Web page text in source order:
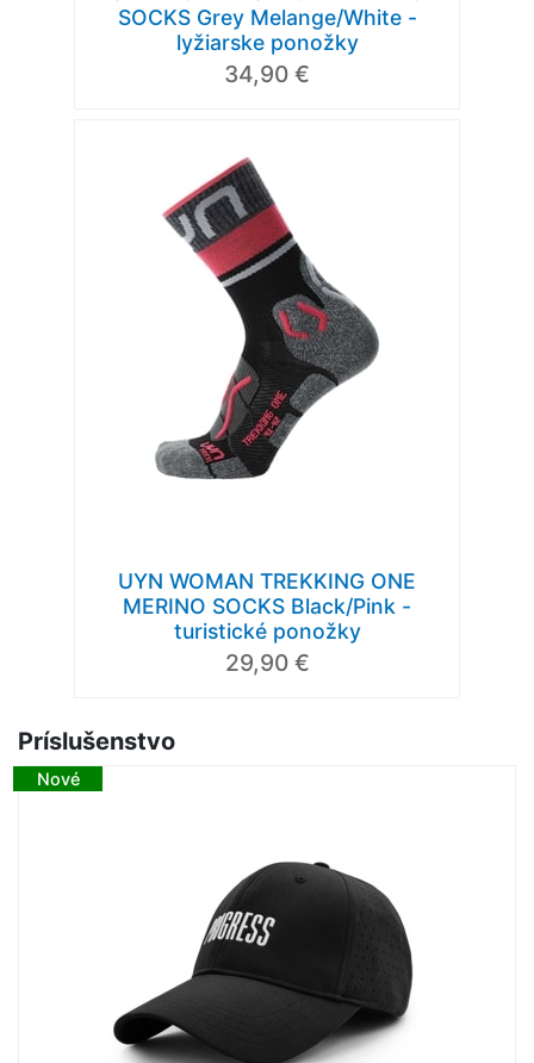
SOCKS Grey Melange/White -
lyžiarske ponožky
34,90 €
UYN WOMAN TREKKING ONE
MERINO SOCKS Black/Pink -
turistické ponožky
29,90 €
Príslušenstvo
Nové